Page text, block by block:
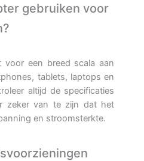
gebruiken voor
voor een breed scala aan
tablets, laptops en
altijd de specificaties
zeker van te zijn dat het
en stroomsterkte.